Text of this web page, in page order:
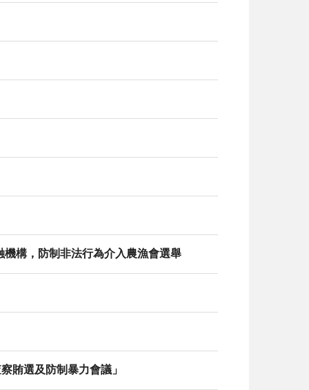
構，防制非法行為介入農漁會選舉
賄選及防制暴力會議」